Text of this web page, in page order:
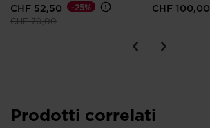
CHF 52,50
Prezzo ridotto da
CHF 70,00a
-25% CHF 100,00
Prodotti correlati